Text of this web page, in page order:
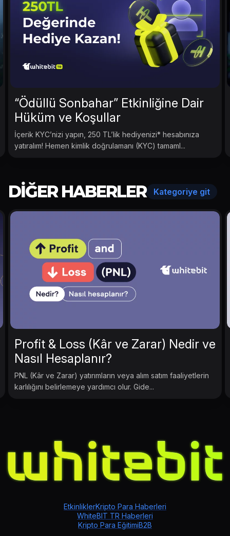
“Ödüllü Sonbahar” Etkinliğine Dair
Hüküm ve Koşullar
İçerik KYC’nizi yapın, 250 TL’lik hediyenizi* hesabınıza
yatıralım! Hemen kimlik doğrulamanı (KYC) tamaml...
DIĞER HABERLER Kategoriye git
Profit & Loss (Kâr ve Zarar) Nedir ve
Nasıl Hesaplanır?
PNL (Kâr ve Zarar) yatırımların veya alım satım faaliyetlerin
karlılığını belirlemeye yardımcı olur. Gide...
EtkinliklerKripto Para Haberleri
WhiteBIT TR Haberleri
Kripto Para EğitimiB2B